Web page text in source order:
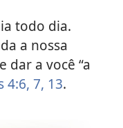
todo dia.
a nossa
dar a você “a
4:6, 7, 13.